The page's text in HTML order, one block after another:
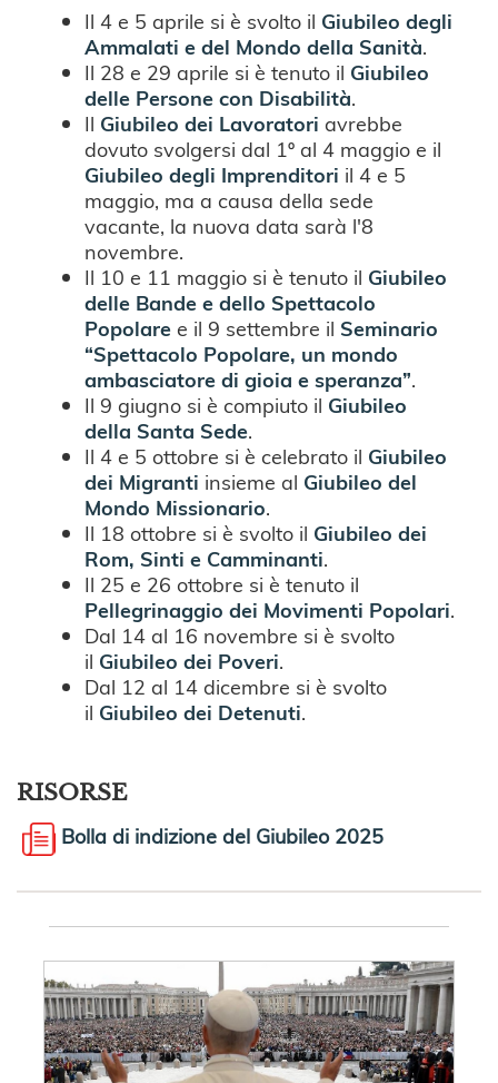
Il 4 e 5 aprile si è svolto il Giubileo degli
Ammalati e del Mondo della Sanità.
Il 28 e 29 aprile si è tenuto il Giubileo
delle Persone con Disabilità.
Il Giubileo dei Lavoratori avrebbe
dovuto svolgersi dal 1º al 4 maggio e il
Giubileo degli Imprenditori il 4 e 5
maggio, ma a causa della sede
vacante, la nuova data sarà l'8
novembre.
Il 10 e 11 maggio si è tenuto il Giubileo
delle Bande e dello Spettacolo
Popolaree il 9 settembre il Seminario
“Spettacolo Popolare, un mondo
ambasciatore di gioia e speranza”.
Il 9 giugno si è compiuto il Giubileo
della Santa Sede.
Il 4 e 5 ottobre si è celebrato il Giubileo
dei Migranti insieme al Giubileo del
Mondo Missionario.
Il 18 ottobre si è svolto il Giubileo dei
Rom, Sinti e Camminanti.
Il 25 e 26 ottobre si è tenuto il
Pellegrinaggio dei Movimenti Popolari.
Dal 14 al 16 novembre si è svolto
il Giubileo dei Poveri.
Dal 12 al 14 dicembre si è svolto
il Giubileo dei Detenuti.
RISORSE
Bolla di indizione del Giubileo 2025